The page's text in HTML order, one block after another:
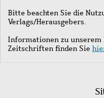
Bitte beachten Sie die
Verlags/Herausgebers.
Informationen zu unserem
Zeitschriften finden Sie